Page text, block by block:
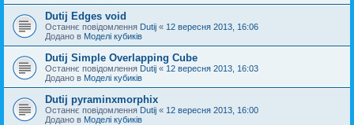
Dutij Edges void
Останнє повідомлення Dutij « 12 вересня 2013, 16:06
Додано в Моделі кубиків
Dutij Simple Overlapping Cube
Останнє повідомлення Dutij « 12 вересня 2013, 16:03
Додано в Моделі кубиків
Dutij pyraminxmorphix
Останнє повідомлення Dutij « 12 вересня 2013, 16:00
Додано в Моделі кубиків